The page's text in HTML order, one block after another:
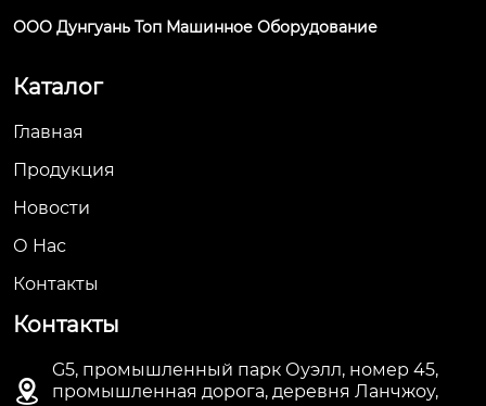
ООО Дунгуань Топ Машинное Оборудование
Каталог
Главная
Продукция
Новости
О Hас
Контакты
Контакты

G5, промышленный парк Оуэлл, номер 45,
промышленная дорога, деревня Ланчжоу,